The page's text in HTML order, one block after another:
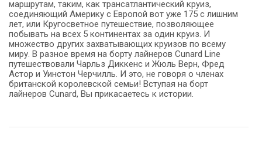
маршрутам, таким, как трансатлантический круиз,
соединяющий Америку с Европой вот уже 175 с лишним
лет, или Кругосветное путешествие, позволяющее
побывать на всех 5 континентах за один круиз. И
множество других захватывающих круизов по всему
миру. В разное время на борту лайнеров Cunard Line
путешествовали Чарльз Диккенс и Жюль Верн, Фред
Астор и Уинстон Черчилль. И это, не говоря о членах
британской королевской семьи! Вступая на борт
лайнеров Cunard, Вы прикасаетесь к истории.